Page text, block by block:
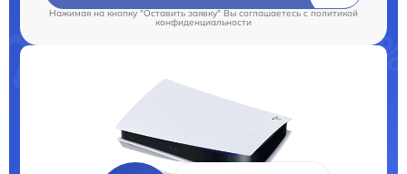
Нажимая на кнопку "Оставить заявку" Вы соглашаетесь cполитикой
конфиденциальности